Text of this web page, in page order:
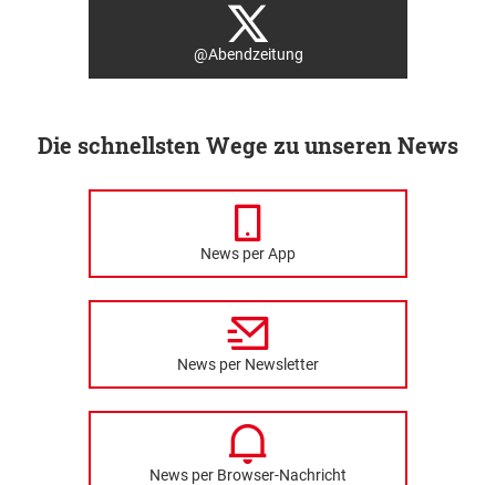
@Abendzeitung
Die schnellsten Wege zu unseren News
News per App
News per Newsletter
News per Browser-Nachricht